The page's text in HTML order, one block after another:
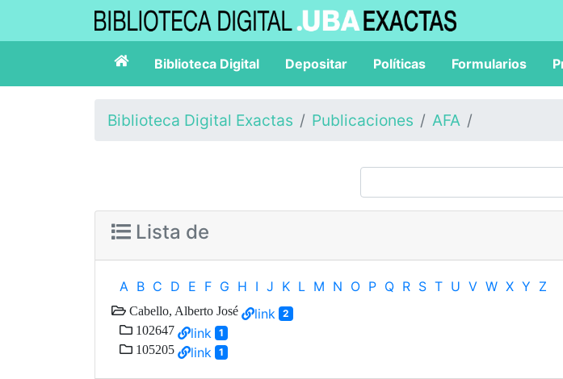
Biblioteca Digital Depositar Políticas Formularios
Biblioteca Digital Exactas Publicaciones AFA
Lista de
A B C D E F G H I J K L M N O P Q R S T U V W X Y Z
Cabello, Alberto José link 2
102647 link 1
105205 link 1